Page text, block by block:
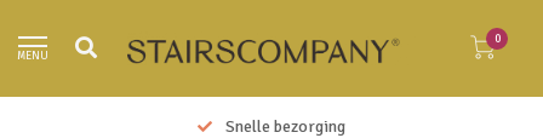
MENU
0
Snelle bezorging